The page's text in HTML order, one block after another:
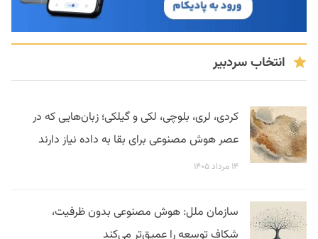
انتخاب سردبیر
کردی، لری، بلوچی، لکی و گیلکی؛ زبان‌هایی که در
عصر هوش مصنوعی برای بقا به داده نیاز دارند
۱۴ مرداد ۱۴۰۵
سازمان ملل: هوش مصنوعی بدون ظرفیت،
شکاف توسعه را عمیق‌تر می‌کند